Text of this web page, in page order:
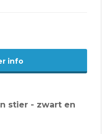
info
stier - zwart en